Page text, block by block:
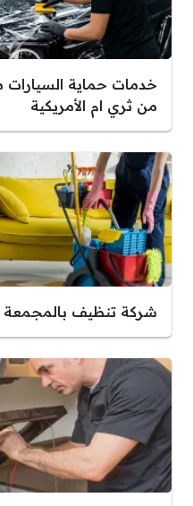
خدمات حماية السيارات
من ثري ام الأمريكية
شركة تنظيف بالمجمعة